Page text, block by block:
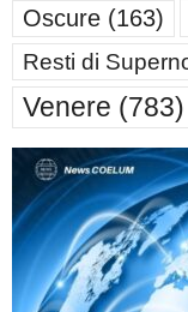
Oscure (163)
Resti di
Venere (783)